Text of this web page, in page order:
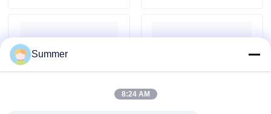
কার্বন ইস্পাত প্লেট
Summer
8:24 AM